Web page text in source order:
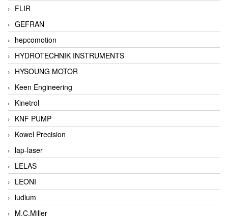
FLIR
GEFRAN
hepcomotion
HYDROTECHNIK INSTRUMENTS
HYSOUNG MOTOR
Keen Engineering
Kinetrol
KNF PUMP
Kowel Precision
lap-laser
LELAS
LEONI
ludlum
M.C.Miller